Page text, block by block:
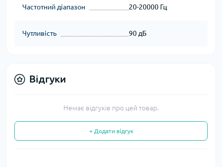
Частотний діапазон 20-20000 Гц
Чутливість 90 дБ
Відгуки
Немає відгуків про цей товар.
+ Додати відгук